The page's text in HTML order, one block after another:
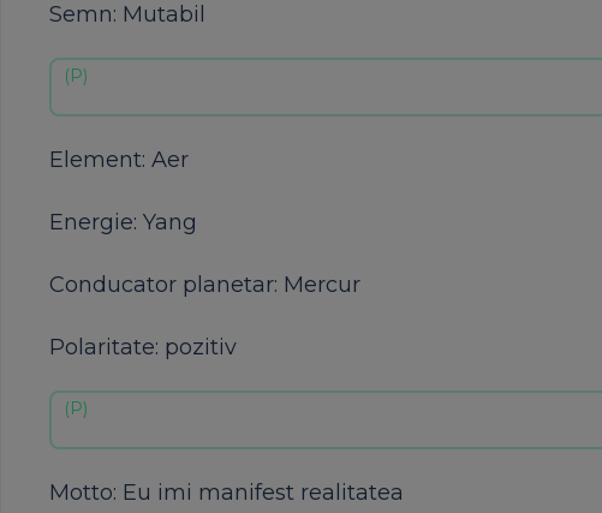
Semn: Mutabil
Element: Aer
Energie: Yang
Conducator planetar: Mercur
Polaritate: pozitiv
Motto: Eu imi manifest realitatea